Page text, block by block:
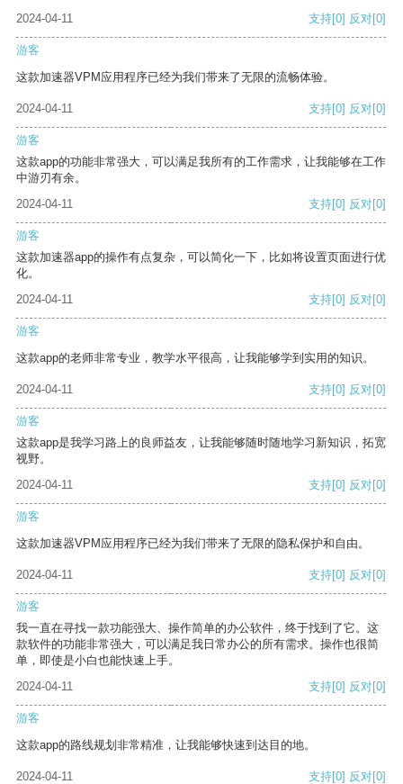
2024-04-11 支持[0] 反对[0]
游客
这款加速器VPM应用程序已经为我们带来了无限的流畅体验。
2024-04-11 支持[0] 反对[0]
游客
这款app的功能非常强大，可以满足我所有的工作需求，让我能够在工作
中游刃有余。
2024-04-11
支持[0] 反对[0]
游客
这款加速器app的操作有点复杂，可以简化一下，比如将设置页面进行优
化。
2024-04-11
支持[0] 反对[0]
游客
这款app的老师非常专业，教学水平很高，让我能够学到实用的知识。
2024-04-11 支持[0] 反对[0]
游客
这款app是我学习路上的良师益友，让我能够随时随地学习新知识，拓宽
视野。
2024-04-11
支持[0] 反对[0]
游客
这款加速器VPM应用程序已经为我们带来了无限的隐私保护和自由。
2024-04-11 支持[0] 反对[0]
游客
我一直在寻找一款功能强大、操作简单的办公软件，终于找到了它。这
款软件的功能非常强大，可以满足我日常办公的所有需求。操作也很简
单，即使是小白也能快速上手。
2024-04-11
支持[0] 反对[0]
游客
这款app的路线规划非常精准，让我能够快速到达目的地。
2024-04-11 支持[0] 反对[0]